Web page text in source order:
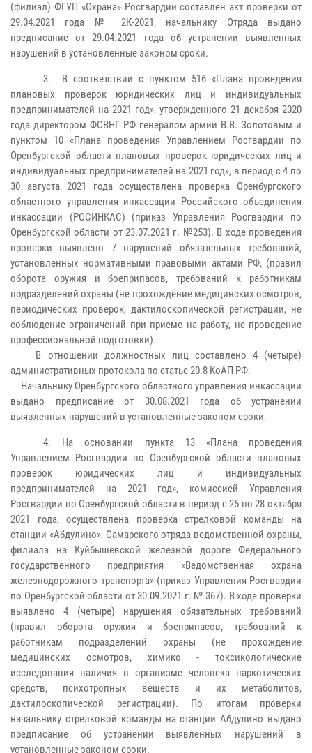
(филиал) ФГУП «Охрана» Росгвардии составлен акт проверки от
29.04.2021 года № 2К-2021, начальнику Отряда выдано
предписание от 29.04.2021 года об устранении выявленных
нарушений в установленные законом сроки.
3. В соответствии с пунктом 516 «Плана проведения
плановых проверок юридических лиц и индивидуальных
предпринимателей на 2021 год», утвержденного 21 декабря 2020
года директором ФСВНГ РФ генералом армии В.В. Золотовым и
пунктом 10 «Плана проведения Управлением Росгвардии по
Оренбургской области плановых проверок юридических лиц и
индивидуальных предпринимателей на 2021 год», в период с 4 по
30 августа 2021 года осуществлена проверка Оренбургского
областного управления инкассации Российского объединения
инкассации (РОСИНКАС) (приказ Управления Росгвардии по
Оренбургской области от 23.07.2021 г. №253). В ходе проведения
проверки выявлено 7 нарушений обязательных требований,
установленных нормативными правовыми актами РФ, (правил
оборота оружия и боеприпасов, требований к работникам
подразделений охраны (не прохождение медицинских осмотров,
периодических проверок, дактилоскопической регистрации, не
соблюдение ограничений при приеме на работу, не проведение
профессиональной подготовки).
В отношении должностных лиц составлено 4 (четыре)
административных протокола по статье 20.8 КоАП РФ.
Начальнику Оренбургского областного управления инкассации
выдано предписание от 30.08.2021 года об устранении
выявленных нарушений в установленные законом сроки.
4. На основании пункта 13 «Плана проведения
Управлением Росгвардии по Оренбургской области плановых
проверок юридических лиц и индивидуальных
предпринимателей на 2021 год», комиссией Управления
Росгвардии по Оренбургской области в период с 25 по 28 октября
2021 года, осуществлена проверка стрелковой команды на
станции «Абдулино», Самарского отряда ведомственной охраны,
филиала на Куйбышевской железной дороге Федерального
государственного предприятия «Ведомственная охрана
железнодорожного транспорта» (приказ Управления Росгвардии
по Оренбургской области от 30.09.2021 г. № 367). В ходе проверки
выявлено 4 (четыре) нарушения обязательных требований
(правил оборота оружия и боеприпасов, требований к
работникам подразделений охраны (не прохождение
медицинских осмотров, химико - токсикологические
исследования наличия в организме человека наркотических
средств, психотропных веществ и их метаболитов,
дактилоскопической регистрации). По итогам проверки
начальнику стрелковой команды на станции Абдулино выдано
предписание об устранении выявленных нарушений в
установленные законом сроки.